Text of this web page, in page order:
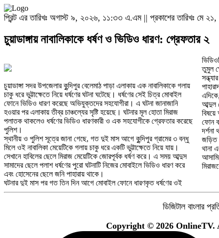
প্রিন্ট এর তারিখঃ অগাস্ট ৯, ২০২৬, ১১:৩৩ এ.এম || প্রকাশের তারিখঃ মে
চুয়াডাঙ্গায় নাবালিকাকে ধর্ষণ ও ভিডিও ধারণ: গ্রেফতার ২
চুয়াডাঙ্গা সদর উপজেলার কুন্দিপুর বেলেমাঠ পাড়া এলাকায় এক নাবালিকাকে গলায়
চাকু ধরে ভুট্টাক্ষেতে নিয়ে ধর্ষণের ঘটনা ঘটেছে। ধর্ষণের সেই চিত্র মোবাইল
ফোনে ভিডিও ধারণ করেছে অভিযুক্তদের সহযোগীরা। এ ঘটনা জানাজানি
হওয়ার পর এলাকায় তীব্র চাঞ্চল্যের সৃষ্টি হয়েছে। ঘটনার মূল হোতা মিরাজ
পলাতক থাকলেও ধর্ষণের ভিডিও ধারণকারী ও এক সহযোগীকে গ্রেফতার করেছে
পুলিশ।
স্থানীয় ও পুলিশ সূত্রে জানা গেছে, গত দুই মাস আগে কুন্দিপুর গ্রামের ৩ বন্ধু
মিলে ওই নাবালিকা মেয়েটিকে গলায় চাকু ধরে একটি ভুট্টাক্ষেতে নিয়ে যায়।
সেখানে হাবিলের ছেলে মিরাজ মেয়েটিকে জোরপূর্বক ধর্ষণ করে। এ সময় আব্দুস
সামাদের ছেলে পলাশ ধর্ষণের পুরো ঘটনাটি নিজের মোবাইলে ভিডিও ধারণ করে
এবং হোসেনের ছেলে জনি পাহারায় থাকে।
ঘটনার দুই মাস পর গত তিন দিন আগে মোবাইল ফোনে ধারণকৃত ধর্ষণের ওই
তুমুল
আব্দুল
ফোন
দর্শনা
জড়িত
থানা
ডিজিটাল বাংলার
Copyright © 2026 OnlineTV.